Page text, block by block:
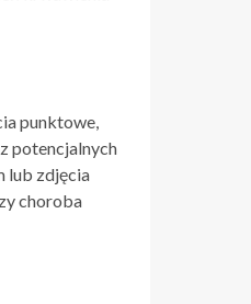
punktowe,
potencjalnych
lub zdjęcia
choroba